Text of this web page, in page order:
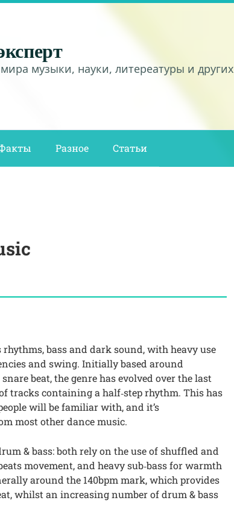
музыки, науки, литереатуры и других
Разное Статьи
bass and dark sound, with heavy use
and swing. Initially based around
beat, the genre has evolved over the last
tracks containing a half‑step rhythm. This has
will be familiar with, and it’s
most other dance music.
& bass: both rely on the use of shuffled and
movement, and heavy sub‑bass for warmth
around the 140bpm mark, which provides
whilst an increasing number of drum & bass